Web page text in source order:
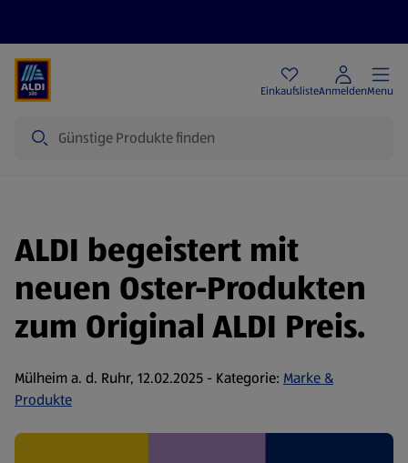
EinkaufslisteAnmeldenMenu
ALDI begeistert mit
neuen Oster-Produkten
zum Original ALDI Preis.
Mülheim a. d. Ruhr, 12.02.2025 - Kategorie: Marke &
Produkte